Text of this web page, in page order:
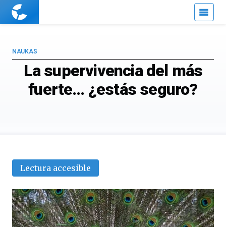
Cuaderno
La supervivencia del más
fuerte… ¿estás seguro?
NAUKAS
Lectura accesible